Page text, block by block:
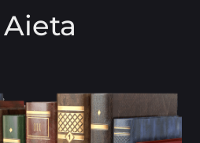
Aieta